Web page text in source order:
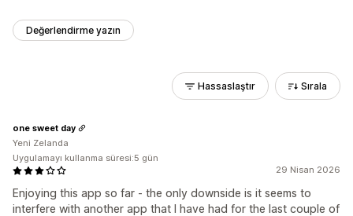
Değerlendirme yazın
Hassaslaştır Sırala
29 Nisan 2026
Enjoying this app so far - the only downside is it seems to
interfere with another app that I have had for the last couple of
one sweet day
Yeni Zelanda
Uygulamayı kullanma süresi:5 gün